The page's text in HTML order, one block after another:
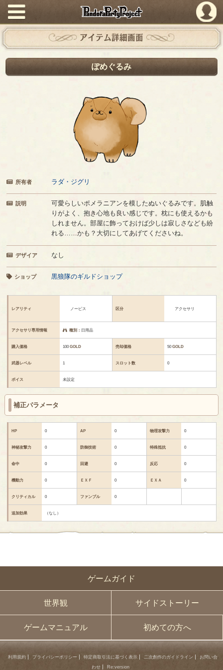
PandoraPartyProject
ゲームガイド
世界観 サイドストーリー
ゲームマニュアル 初めての方へ
アイテム詳細画面
ぽめぐるみ
所有者 ラダ・ジグリ
説明
可愛らしいポメラニアンを模したぬいぐるみです。肌触
りがよく、抱き心地も良い感じです。枕にも使えるかも
しれません。部屋に飾っておけば少しは寂しさなども紛
れる……かも？大切にしてあげてくださいね。
デザイア なし
ショップ 黒狼隊のギルドショップ
レアリティ ノービス 区分 アクセサリ
アクセサリ専用情報 種別： 日用品
購入価格 100GOLD 売却価格 50GOLD
武器レベル 1 スロット数 0
ボイス 未設定
補正パラメータ
HP 0 AP 0 物理攻撃力 0
神秘攻撃力 0 防御技術 0 特殊抵抗 0
命中 0 回避 0 反応 0
機動力 0 ＥＸＦ 0 ＥＸＡ 0
クリティカル 0 ファンブル 0
追加効果 （なし）
利用規約 プライバシーポリシー 特定商取引法に基づく表示 二次創作のガイドライン
お問い合
わせ
Re:version